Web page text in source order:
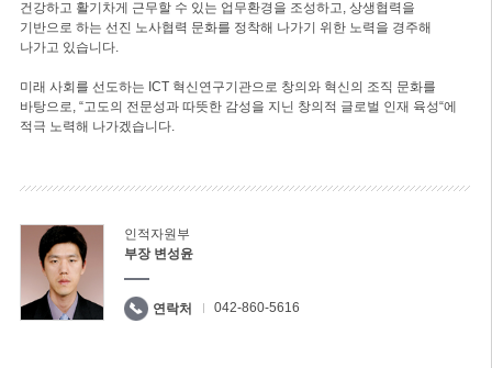
건강하고 활기차게 근무할 수 있는 업무환경을 조성하고, 상생협력을
기반으로 하는 선진 노사협력 문화를 정착해 나가기 위한 노력을 경주해
나가고 있습니다.
미래 사회를 선도하는 ICT 혁신연구기관으로 창의와 혁신의 조직 문화를
바탕으로, “고도의 전문성과 따뜻한 감성을 지닌 창의적 글로벌 인재 육성“에
적극 노력해 나가겠습니다.
인적자원부
부장 변성윤
연락처 042-860-5616